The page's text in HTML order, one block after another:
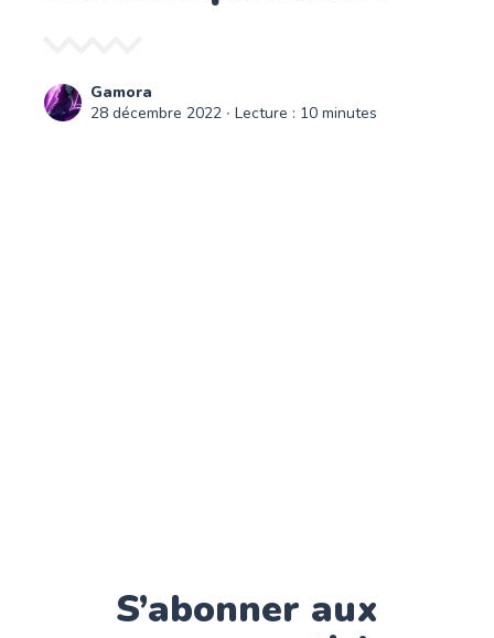
Gamora
28 décembre 2022 ∙ Lecture : 10 minutes
S’abonner aux